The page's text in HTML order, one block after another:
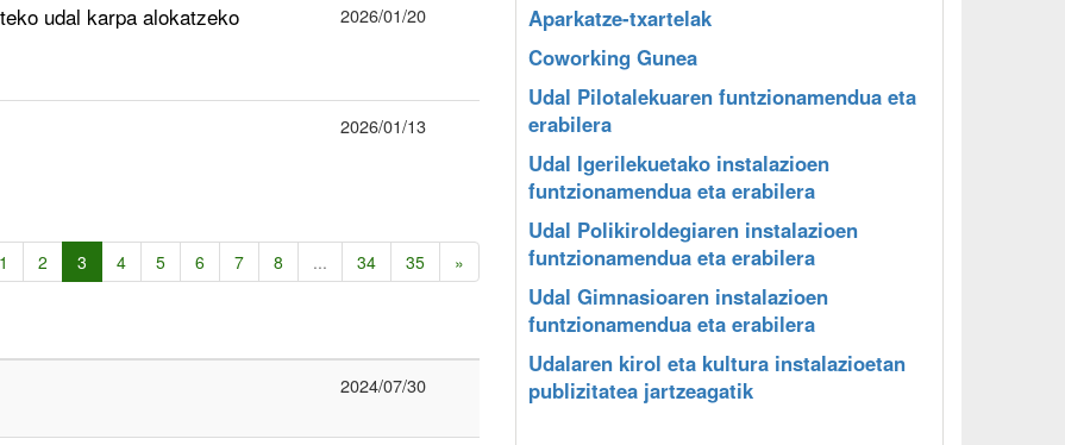
udal karpa alokatzeko
2026/01/20
2026/01/13
1 2 3 4 5 6 7 8 ... 34 35 »
2024/07/30
Aparkatze-txartelak
Coworking Gunea
Udal Pilotalekuaren funtzionamendua eta
erabilera
Udal Igerilekuetako instalazioen
funtzionamendua eta erabilera
Udal Polikiroldegiaren instalazioen
funtzionamendua eta erabilera
Udal Gimnasioaren instalazioen
funtzionamendua eta erabilera
Udalaren kirol eta kultura instalazioetan
publizitatea jartzeagatik